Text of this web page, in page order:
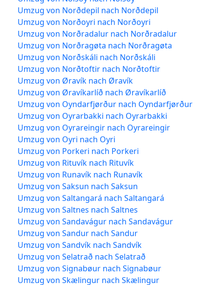
Umzug von Norðdepil nach Norðdepil
Umzug von Norðoyri nach Norðoyri
Umzug von Norðradalur nach Norðradalur
Umzug von Norðragøta nach Norðragøta
Umzug von Norðskáli nach Norðskáli
Umzug von Norðtoftir nach Norðtoftir
Umzug von Øravík nach Øravík
Umzug von Øravíkarlíð nach Øravíkarlíð
Umzug von Oyndarfjørður nach Oyndarfjørður
Umzug von Oyrarbakki nach Oyrarbakki
Umzug von Oyrareingir nach Oyrareingir
Umzug von Oyri nach Oyri
Umzug von Porkeri nach Porkeri
Umzug von Rituvík nach Rituvík
Umzug von Runavík nach Runavík
Umzug von Saksun nach Saksun
Umzug von Saltangará nach Saltangará
Umzug von Saltnes nach Saltnes
Umzug von Sandavágur nach Sandavágur
Umzug von Sandur nach Sandur
Umzug von Sandvík nach Sandvík
Umzug von Selatrað nach Selatrað
Umzug von Signabøur nach Signabøur
Umzug von Skælingur nach Skælingur